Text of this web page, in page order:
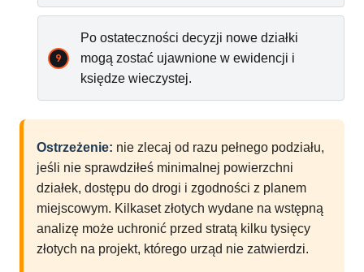
Po ostateczności decyzji nowe działki
mogą zostać ujawnione w ewidencji i
księdze wieczystej.
Ostrzeżenie: nie zlecaj od razu pełnego podziału,
jeśli nie sprawdziłeś minimalnej powierzchni
działek, dostępu do drogi i zgodności z planem
miejscowym. Kilkaset złotych wydane na wstępną
analizę może uchronić przed stratą kilku tysięcy
złotych na projekt, którego urząd nie zatwierdzi.